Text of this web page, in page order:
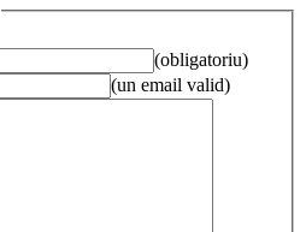
(obligatoriu)
(un email valid)